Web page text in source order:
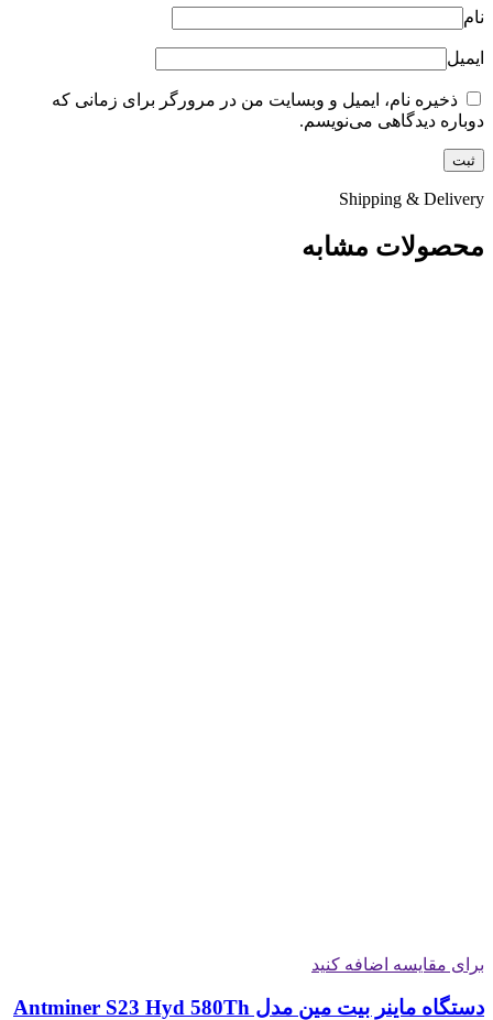
نام
ایمیل
ذخیره نام، ایمیل و وبسایت من در مرورگر برای زمانی که
دوباره دیدگاهی می‌نویسم.
Shipping & Delivery
محصولات مشابه
برای مقایسه اضافه کنید
دستگاه ماینر بیت مین مدل Antminer S23 Hyd 580Th